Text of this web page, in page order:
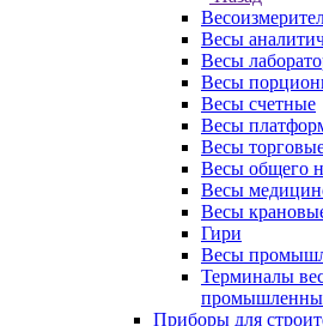
Весы
Весы
Весы
Весы счетные
Весы
Весы
Весы общего
Весы
Весы
Гири
Весы
Терминалы
Приборы для